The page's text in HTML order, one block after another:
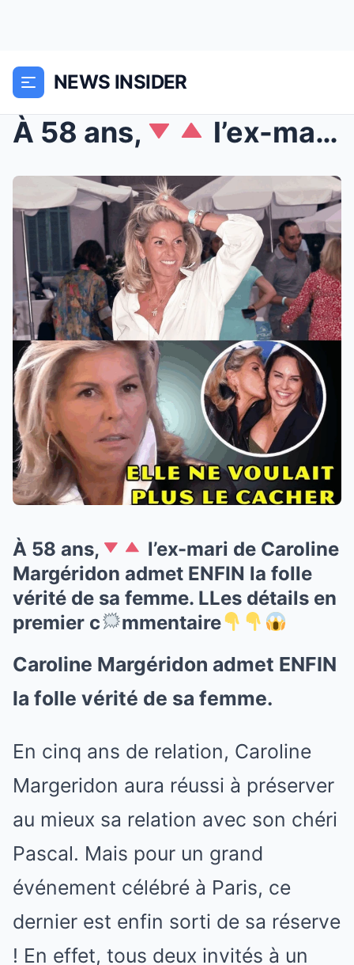
NEWS INSIDER
À 58 ans, l’ex-mari de Caroline Margéridon...
À 58 ans,
l’ex-mari de Caroline
Margéridon admet ENFIN la folle
vérité de sa femme. LLes détails en
premier c
mmentaire
Caroline Margéridon admet ENFIN
la folle vérité de sa femme.
En cinq ans de relation, Caroline
Margeridon aura réussi à préserver
au mieux sa relation avec son chéri
Pascal. Mais pour un grand
événement célébré à Paris, ce
dernier est enfin sorti de sa réserve
! En effet, tous deux invités à un